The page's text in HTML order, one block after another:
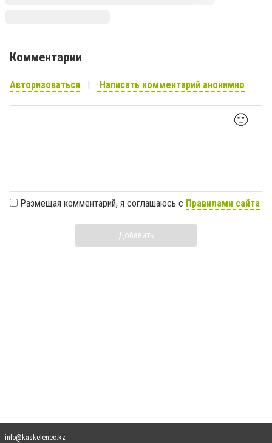
Комментарии
Авторизоваться Написать комментарий анонимно
🙂
Размещая комментарий, я соглашаюсь с Правилами сайта
Добавить
info@kaskelenec.kz